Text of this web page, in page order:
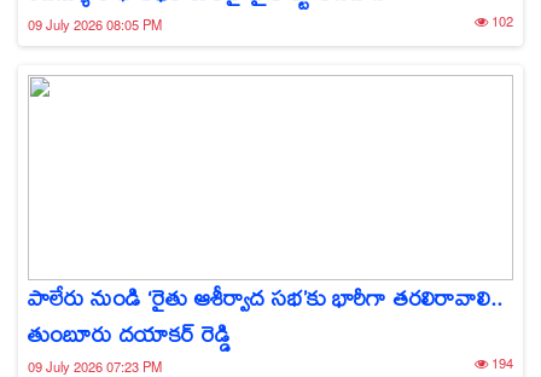
09 July 2026 08:05 PM 102
పాలేరు నుండి ‘రైతు ఆశీర్వాద సభ’కు భారీగా తరలిరావాలి..
తుంబూరు దయాకర్ రెడ్డి
09 July 2026 07:23 PM 194